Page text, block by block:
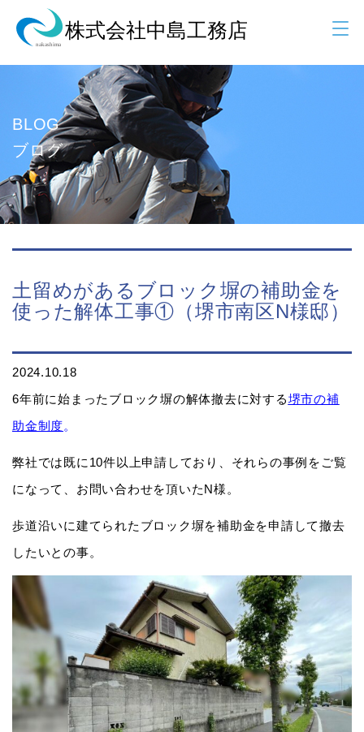
BLOG
ブログ
土留めがあるブロック塀の補助金を
使った解体工事①（堺市南区N様邸）
2024.10.18
6年前に始まったブロック塀の解体撤去に対する堺市の補
助金制度。
弊社では既に10件以上申請しており、それらの事例をご覧
になって、お問い合わせを頂いたN様。
歩道沿いに建てられたブロック塀を補助金を申請して撤去
したいとの事。